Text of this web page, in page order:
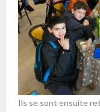
Ils se sont ensuite